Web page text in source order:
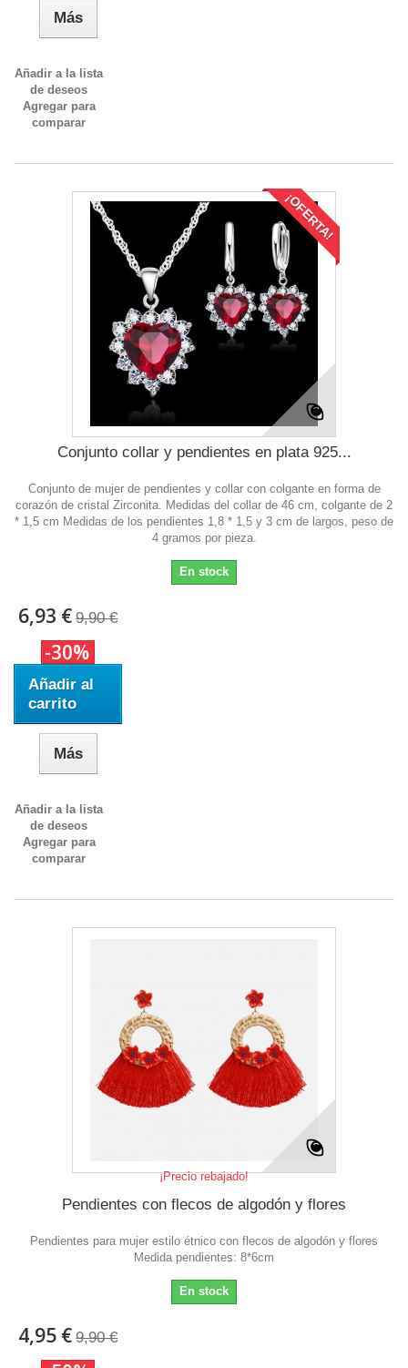
Más
Añadir a la lista
de deseos
Agregar para
comparar
¡OFERTA!
Conjunto collar y pendientes en plata 925...
Conjunto de mujer de pendientes y collar con colgante en forma de
corazón de cristal Zirconita. Medidas del collar de 46 cm, colgante de 2
* 1,5 cm Medidas de los pendientes 1,8 * 1,5 y 3 cm de largos, peso de
4 gramos por pieza.
En stock
6,93 € 9,90 €
-30%
Añadir al
carrito
Más
Añadir a la lista
de deseos
Agregar para
comparar
¡Precio rebajado!
Pendientes con flecos de algodón y flores
Pendientes para mujer estilo étnico con flecos de algodón y flores
Medida pendientes: 8*6cm
En stock
4,95 € 9,90 €